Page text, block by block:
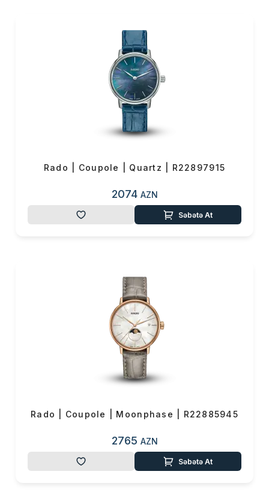
Rado | Coupole | Quartz | R22897915
2074 AZN
Səbətə At
Rado | Coupole | Moonphase | R22885945
2765 AZN
Səbətə At